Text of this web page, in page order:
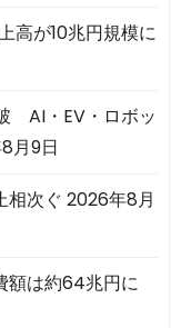
高が10兆円規模に
AI・EV・ロボッ
月9日
相次ぐ 2026年8月
額は約64兆円に